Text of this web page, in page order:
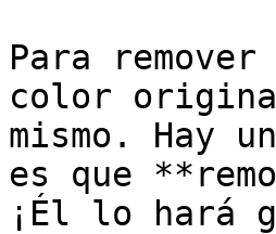
Para
color
mismo. Hay
es que
¡Él lo hará